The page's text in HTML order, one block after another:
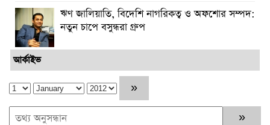
ঋণ জালিয়াতি, বিদেশি নাগরিকত্ব ও অফশোর সম্পদ:
নতুন চাপে বসুন্ধরা গ্রুপ
আর্কাইভ